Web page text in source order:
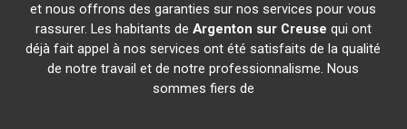
et nous offrons des garanties sur nos services pour vous
rassurer. Les habitants de Argenton sur Creuse qui ont
déjà fait appel à nos services ont été satisfaits de la qualité
de notre travail et de notre professionnalisme. Nous
sommes fiers de